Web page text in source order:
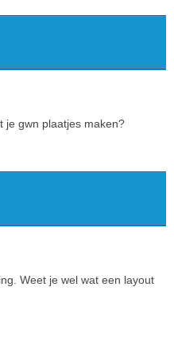
je gwn plaatjes maken?
Weet je wel wat een layout